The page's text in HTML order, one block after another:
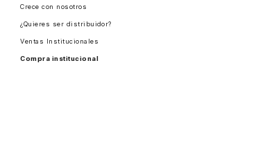
Crece con nosotros
¿Quieres ser distribuidor?
Ventas Institucionales
Compra institucional